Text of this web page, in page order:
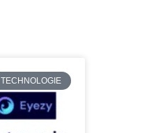
TECHNOLOGIE